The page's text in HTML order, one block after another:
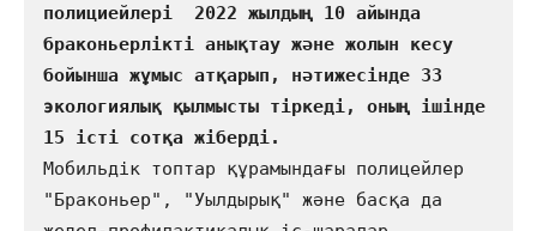
полициейлері  2022 жылдың 10 айында
браконьерлікті анықтау және жолын кесу
бойынша жұмыс атқарып, нәтижесінде 33
экологиялық қылмысты тіркеді, оның ішінде
Мобильдік топтар құрамындағы полицейлер
"Браконьер", "Уылдырық" және басқа да